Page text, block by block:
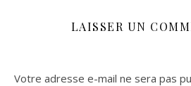
LAISSER UN
Votre adresse e-mail ne sera pas